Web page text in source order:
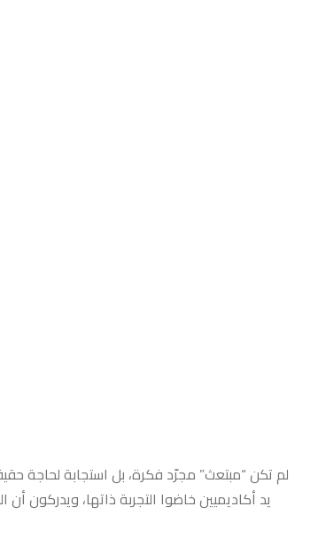
لم تكن “مبتعث” مجرّد فكرة، بل استجابة لحاجة
يد أكاديميين خاضوا التجربة ذاتها،